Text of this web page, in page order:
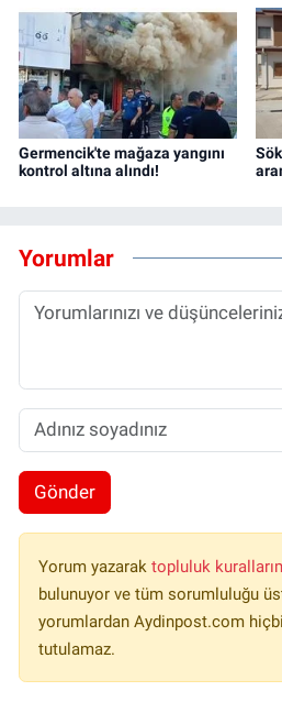
Germencik'te mağaza yangını
kontrol altına alındı!
Yorumlar
Gönder
Yorum yazarak topluluk
bulunuyor ve tüm sorumluluğu
yorumlardan Aydinpost.com
tutulamaz.